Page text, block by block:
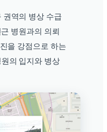
권역의 병상 수급
병원과의 의뢰
을 강점으로 하는
의 입지와 병상